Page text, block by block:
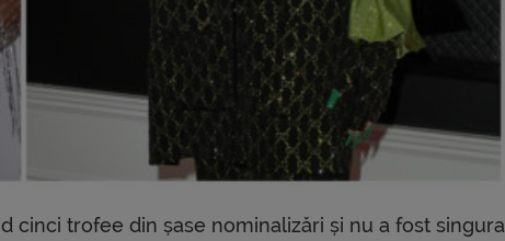
cinci trofee din șase nominalizări și nu a fost singura